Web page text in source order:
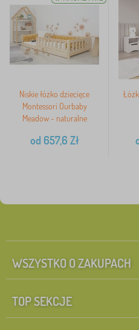
Niskie łóżko dziecięce
Montessori Ourbaby
Meadow - naturalne
od 657,6 Zł
WSZYSTKO O ZAKUPACH
TOP SEKCJE